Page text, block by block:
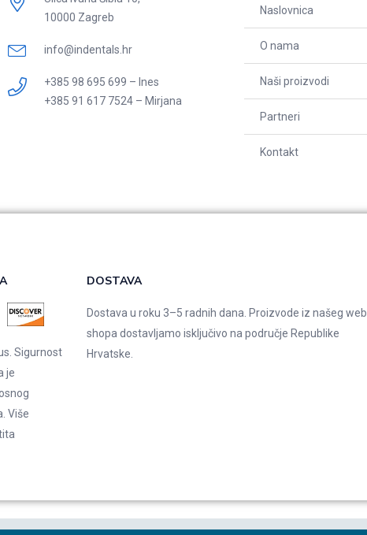
10000 Zagreb
info@indentals.hr
+385 98 695 699 – Ines
+385 91 617 7524 – Mirjana
Naslovnica
O nama
Naši proizvodi
Partneri
Kontakt
Sigurnost
je
Više
DOSTAVA
Dostava u roku 3–5 radnih dana. Proizvode iz našeg web
shopa dostavljamo isključivo na područje Republike
Hrvatske.